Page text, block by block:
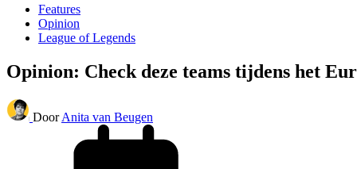
Features
Opinion
League of Legends
Opinion: Check deze teams tijdens het
Door Anita van Beugen